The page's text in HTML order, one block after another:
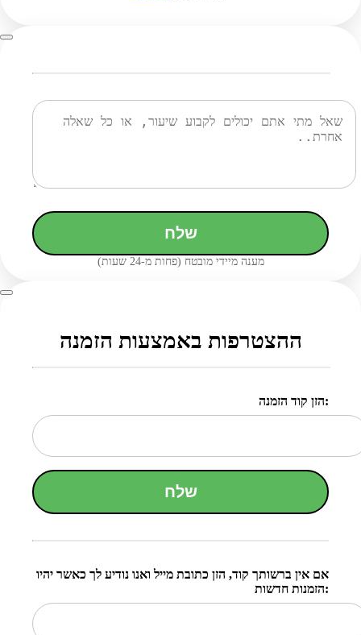
שלח
מענה מיידי מובטח (פחות מ-24 שעות)
ההצטרפות באמצעות הזמנה
הזן קוד הזמנה:
שלח
אם אין ברשותך קוד, הזן כתובת מייל ואנו נודיע לך כאשר יהיו
הזמנות חדשות: